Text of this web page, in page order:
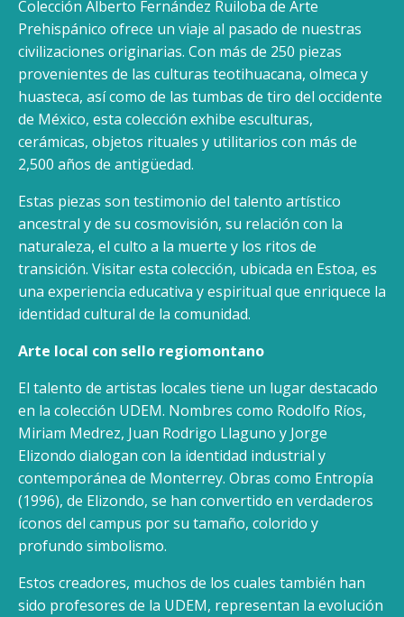
Colección Alberto Fernández Ruiloba de Arte
Prehispánico ofrece un viaje al pasado de nuestras
civilizaciones originarias. Con más de 250 piezas
provenientes de las culturas teotihuacana, olmeca y
huasteca, así como de las tumbas de tiro del occidente
de México, esta colección exhibe esculturas,
cerámicas, objetos rituales y utilitarios con más de
2,500 años de antigüedad.
Estas piezas son testimonio del talento artístico
ancestral y de su cosmovisión, su relación con la
naturaleza, el culto a la muerte y los ritos de
transición. Visitar esta colección, ubicada en Estoa, es
una experiencia educativa y espiritual que enriquece la
identidad cultural de la comunidad.
Arte local con sello regiomontano
El talento de artistas locales tiene un lugar destacado
en la colección UDEM. Nombres como Rodolfo Ríos,
Miriam Medrez, Juan Rodrigo Llaguno y Jorge
Elizondo dialogan con la identidad industrial y
contemporánea de Monterrey. Obras como Entropía
(1996), de Elizondo, se han convertido en verdaderos
íconos del campus por su tamaño, colorido y
profundo simbolismo.
Estos creadores, muchos de los cuales también han
sido profesores de la UDEM, representan la evolución